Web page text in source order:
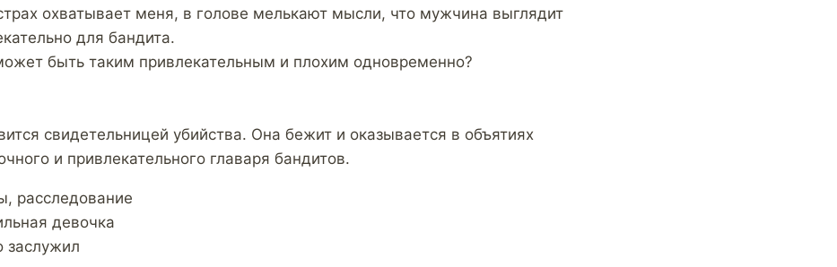
охватывает меня, в голове мелькают мысли, что мужчина выглядит
для бандита.
быть таким привлекательным и плохим одновременно?
свидетельницей убийства. Она бежит и оказывается в объятиях
и привлекательного главаря бандитов.
расследование
девочка
заслужил